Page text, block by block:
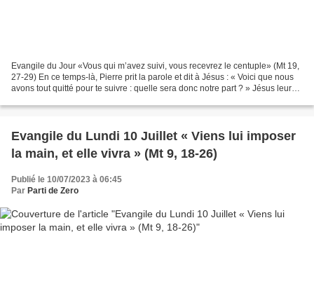
Evangile du Jour «Vous qui m’avez suivi, vous recevrez le centuple» (Mt 19,
27-29) En ce temps-là, Pierre prit la parole et dit à Jésus : « Voici que nous
avons tout quitté pour te suivre : quelle sera donc notre part ? » Jésus leur
Evangile du Lundi 10 Juillet « Viens lui imposer
la main, et elle vivra » (Mt 9, 18-26)
Publié le 10/07/2023 à 06:45
Par Parti de Zero